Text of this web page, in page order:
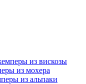
из вискозы
из мохера
из альпаки